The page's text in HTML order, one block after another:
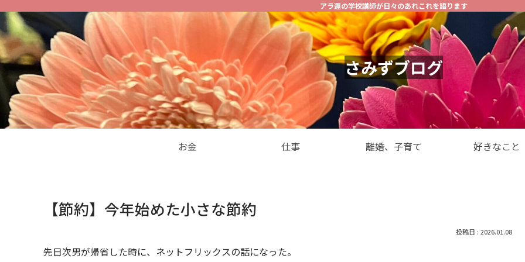
アラ還の学校講師が日々のあれこれを語ります
さみずブログ
お金 仕事 離婚、子育て 好きなこと
【節約】今年始めた小さな節約
2026.01.08
先日次男が帰省した時に、ネットフリックスの話になった。